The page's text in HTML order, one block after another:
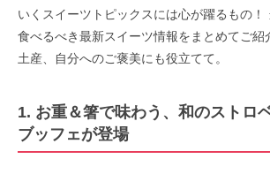
いくスイーツトピックスには心が躍るもの！
食べるべき最新スイーツ情報をまとめてご紹
土産、自分へのご褒美にも役立てて。
1. お重＆箸で味わう、和のストロ
ブッフェが登場